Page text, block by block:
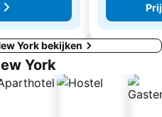
York bekijken
York